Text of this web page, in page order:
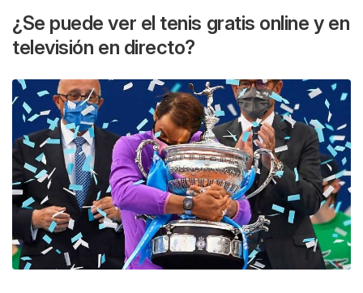
¿Se puede ver el tenis gratis online y en
televisión en directo?